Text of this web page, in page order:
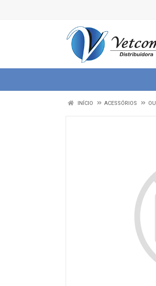
INÍCIO ACESSÓRIOS